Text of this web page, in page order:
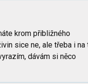
krom přibližného
sice ne, ale třeba i na
dávám si něco